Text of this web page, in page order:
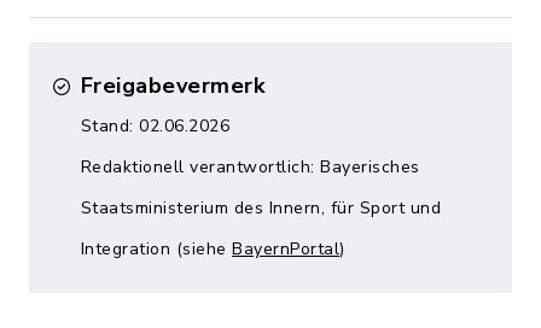
Freigabevermerk
Stand: 02.06.2026
Redaktionell verantwortlich: Bayerisches
Staatsministerium des Innern, für Sport und
Integration (siehe BayernPortal)